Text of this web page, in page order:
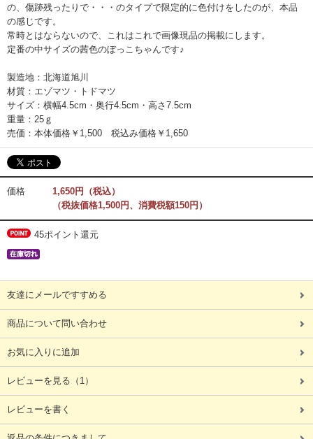
の、傷跡残ったりで・・・のタイプで限定的に色付けをしたのが、本品
の感じです。
常時とはならないので、これはこれで画像現品の掲載にします。
定番の中サイズの茜色のぼっこちゃんです♪
製造地：北海道旭川
材質：エゾマツ・トドマツ
サイズ：横幅4.5cm・奥行4.5cm・高さ7.5cm
重量：25ｇ
売価：本体価格￥1,500 税込み価格￥1,650
価格
1,650円（税込）
（税抜価格1,500円、消費税額150円）
45ポイント還元
友達にメールですすめる
商品について問い合わせ
お気に入りに追加
レビューを見る （1）
レビューを書く